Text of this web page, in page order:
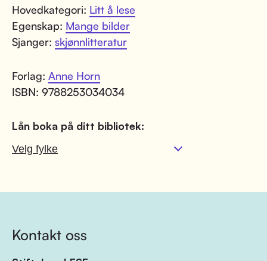
Hovedkategori: Litt å lese
Egenskap: Mange bilder
Sjanger: skjønnlitteratur
Forlag: Anne Horn
ISBN: 9788253034034
Lån boka på ditt bibliotek:
Kontakt oss